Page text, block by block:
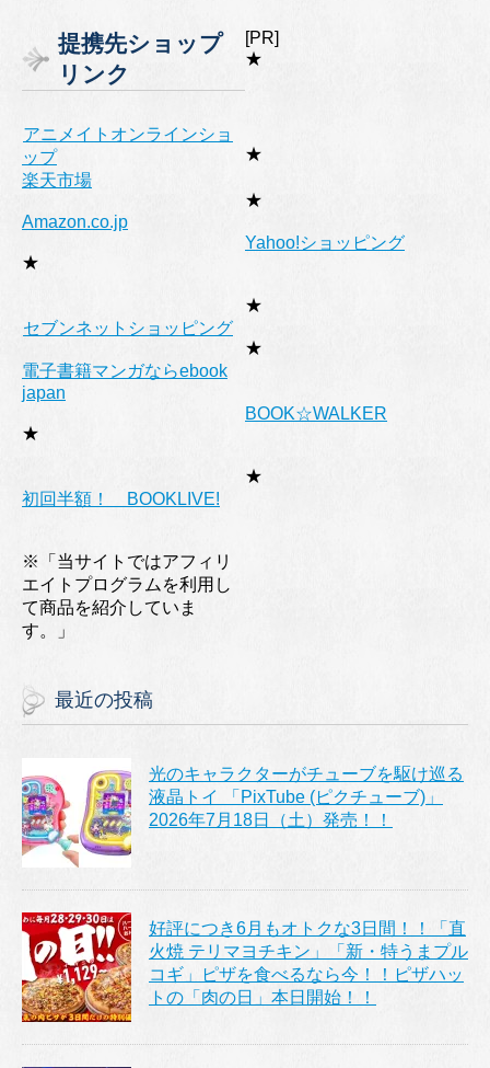
リ
ー
提携先ショップ
リンク
[PR]
★
アニメイトオンラインショ
ップ
★
楽天市場
★
Amazon.co.jp
★
Yahoo!ショッピング
★
セブンネットショッピング
★
電子書籍マンガならebook
japan
★
BOOK☆WALKER
★
初回半額！ BOOKLIVE!
※「当サイトではアフィリ
エイトプログラムを利用し
て商品を紹介していま
す。」
最近の投稿
光のキャラクターがチューブを駆け巡る
液晶トイ 「PixTube (ピクチューブ)」
2026年7月18日（土）発売！！
好評につき6月もオトクな3日間！！「直
火焼 テリマヨチキン」「新・特うまプル
コギ」ピザを食べるなら今！！ピザハッ
トの「肉の日」本日開始！！